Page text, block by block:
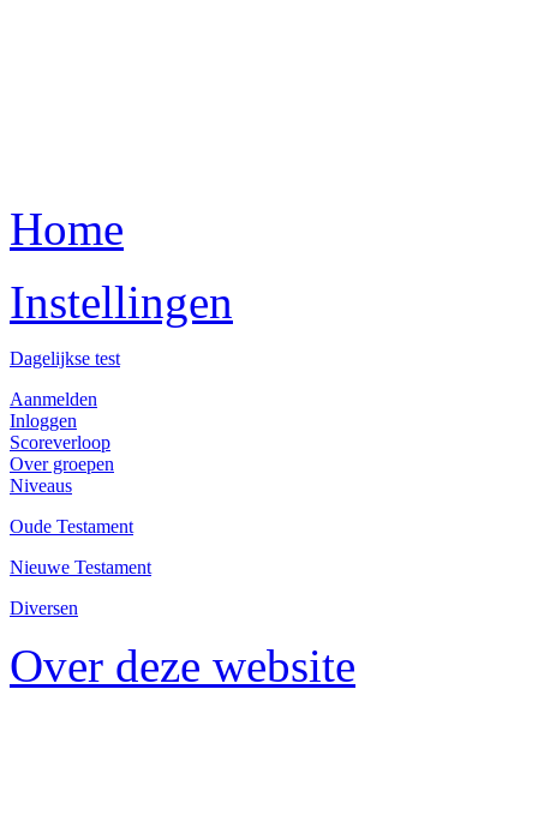
Home
Instellingen
Dagelijkse test
Aanmelden
Inloggen
Scoreverloop
Over groepen
Niveaus
Oude Testament
Nieuwe Testament
Diversen
Over deze website